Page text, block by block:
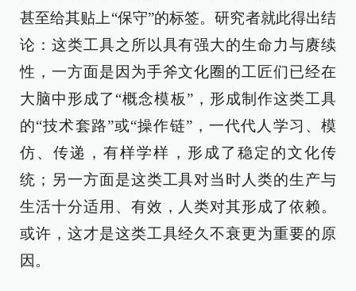
甚至给其贴上“保守”的标签。研究者就此得出结
论：这类工具之所以具有强大的生命力与赓续
性，一方面是因为手斧文化圈的工匠们已经在
大脑中形成了“概念模板”，形成制作这类工具
的“技术套路”或“操作链”，一代代人学习、模
仿、传递，有样学样，形成了稳定的文化传
统；另一方面是这类工具对当时人类的生产与
生活十分适用、有效，人类对其形成了依赖。
或许，这才是这类工具经久不衰更为重要的原
因。